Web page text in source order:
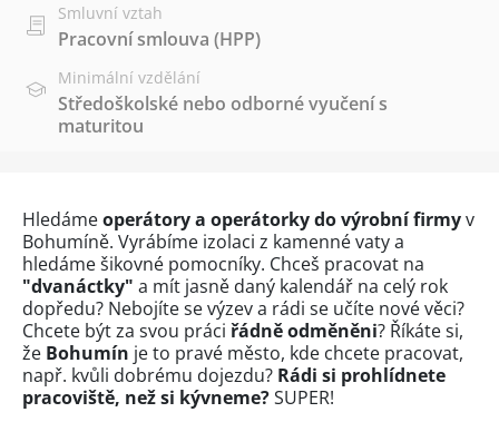
Smluvní vztah
Pracovní smlouva (HPP)
Minimální vzdělání
Středoškolské nebo odborné vyučení s
maturitou
Hledámeoperátory a operátorky do výrobní firmyv
Bohumíně. Vyrábíme izolaci z kamenné vaty a
hledáme šikovné pomocníky. Chceš pracovat na
"dvanáctky" a mít jasně daný kalendář na celý rok
dopředu? Nebojíte se výzev a rádi se učíte nové věci?
Chcete být za svou práci řádně odměněni? Říkáte si,
že Bohumín je to pravé město, kde chcete pracovat,
např. kvůli dobrému dojezdu? Rádi si prohlídnete
pracoviště, než si kývneme?SUPER!